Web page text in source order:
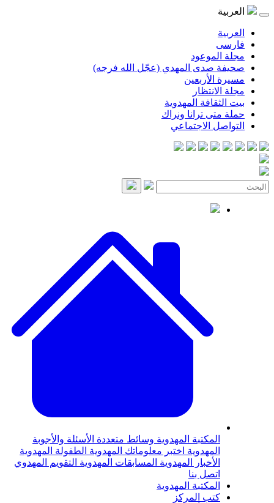
العربية
العربية
فارسی
مجلة الموعود
صحيفة صدى المهدي (عجّل الله فرجه)
مسيرة الأربعين
مجلة الانتظار
بيت الثقافة المهدوية
حملة متى ترانا ونراك
التواصل الاجتماعي
المكتبة المهدوية وسائط متعددة الأسئلة والأجوبة
المهدوية اختبر معلوماتك المهدوية الطفولة المهدوية
الأخبار المهدوية المسابقات المهدوية التقويم المهدوي
اتصل بنا
المكتبة المهدوية
كتب المركز